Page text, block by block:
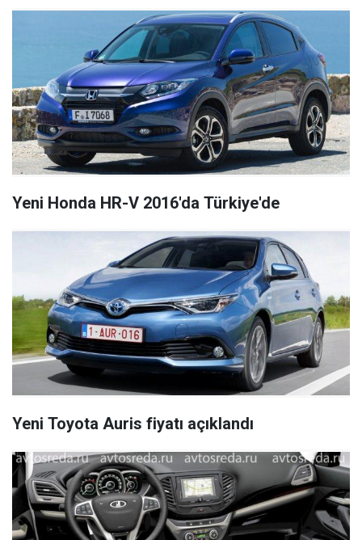
Yeni Honda HR-V 2016'da Türkiye'de
Yeni Toyota Auris fiyatı açıklandı